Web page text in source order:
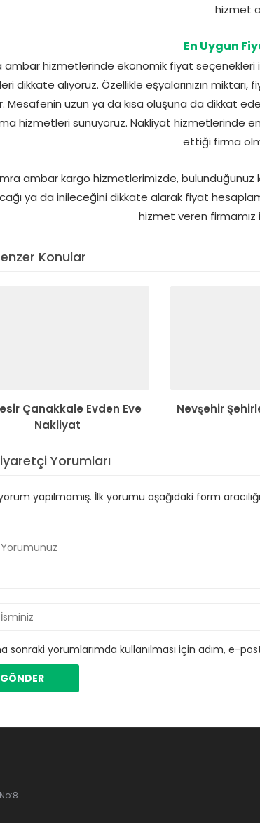
hizmet
En Uygun
ambar hizmetlerinde ekonomik fiyat seçenekleri
dikkate alıyoruz. Özellikle eşyalarınızın
Mesafenin uzun ya da kısa oluşuna da dikkat
hizmetleri sunuyoruz. Nakliyat hizmetlerinde
ettiği firma
ambar kargo hizmetlerimizde,
ya da inileceğini dikkate alarak fiyat
hizmet veren firmamız
Konular
Çanakkale Evden Eve
Nakliyat
Nevşehir
Yorumları
yapılmamış. İlk yorumu aşağıdaki form
sonraki yorumlarımda kullanılması için adım, e-